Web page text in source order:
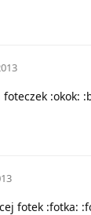
:okok:
fotek :fotka: